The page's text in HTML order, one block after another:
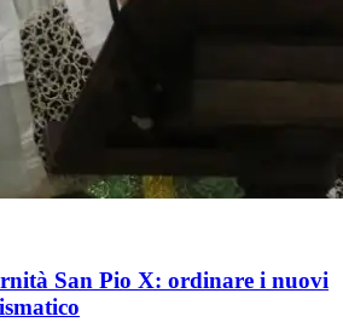
San Pio X: ordinare i nuovi